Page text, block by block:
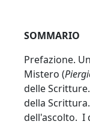
SOMMARIO
Prefazione.
Mistero (
delle
della
dell'ascolto. I